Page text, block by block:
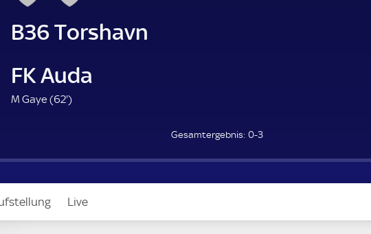
B36 Torshavn
FK Auda
M Gaye (62'6
i
t
e
)
0-3
Live